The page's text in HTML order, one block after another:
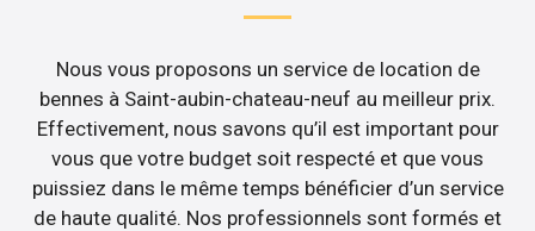
Nous vous proposons un service de location de
bennes à Saint-aubin-chateau-neuf au meilleur prix.
Effectivement, nous savons qu’il est important pour
vous que votre budget soit respecté et que vous
puissiez dans le même temps bénéficier d’un service
de haute qualité. Nos professionnels sont formés et